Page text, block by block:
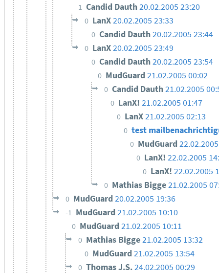
1 Candid Dauth20.02.2005 23:20
0 LanX20.02.2005 23:33
0 Candid Dauth20.02.2005 23:44
0 LanX20.02.2005 23:49
0 Candid Dauth20.02.2005 23:54
0 MudGuard 21.02.2005 00:02
0 Candid Dauth21.02.2005
0 LanX!21.02.2005 01:47
0 LanX21.02.2005 02:13
0 test
0 MudGuard
0 LanX! 22.02.2005
0 LanX!22.02.2005
0 Mathias Bigge21.02.2005
0 MudGuard 20.02.2005 19:36
-1 MudGuard 21.02.2005 10:10
0 MudGuard 21.02.2005 10:11
0 Mathias Bigge21.02.2005 13:32
0 MudGuard21.02.2005 13:54
0 Thomas J.S.24.02.2005 00:29